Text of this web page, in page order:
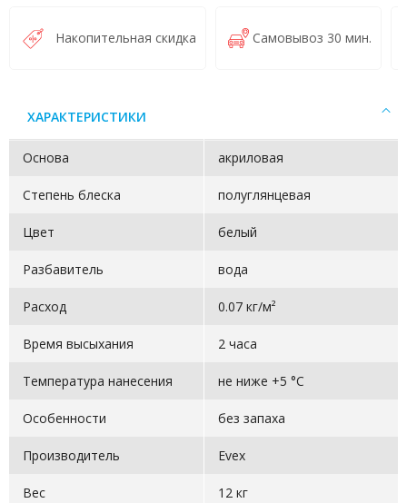
Накопительная скидка Самовывоз 30 мин.
ХАРАКТЕРИСТИКИ
Основа акриловая
Степень блеска полуглянцевая
Цвет белый
Разбавитель вода
Расход 0.07 кг/м²
Время высыхания 2 часа
Температура нанесения не ниже +5 °C
Особенности без запаха
Производитель Evex
Вес 12 кг